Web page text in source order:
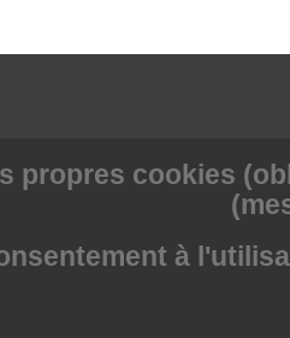
propres cookies
à